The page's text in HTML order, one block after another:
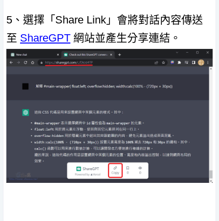
5、選擇「Share Link」會將對話內容傳送
至 ShareGPT 網站並產生分享連結。